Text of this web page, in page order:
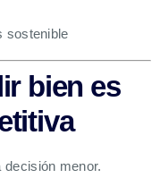
sostenible
bien es
decisión menor.